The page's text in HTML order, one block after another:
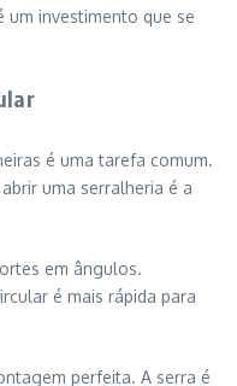
um investimento que se
é uma tarefa comum.
uma serralheria é a
em ângulos.
é mais rápida para
perfeita. A serra é